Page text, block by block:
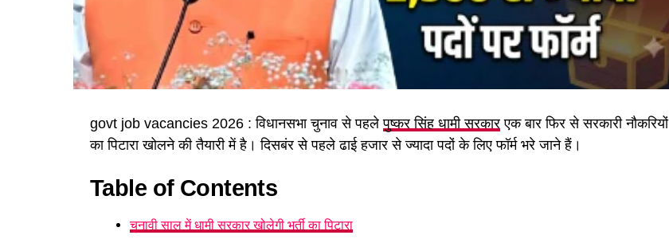
govt job vacancies 2026 : विधानसभा चुनाव से पहलेपुष्कर सिंह धामी सरकार एक बार फिर से सरकारी नौकरियों
का पिटारा खोलने की तैयारी में है। दिसबंर से पहले ढाई हजार से ज्यादा पदों के लिए फॉर्म भरे जाने हैं।
Table of Contents
चुनावी साल में धामी सरकार खोलेगी भर्ती का पिटारा